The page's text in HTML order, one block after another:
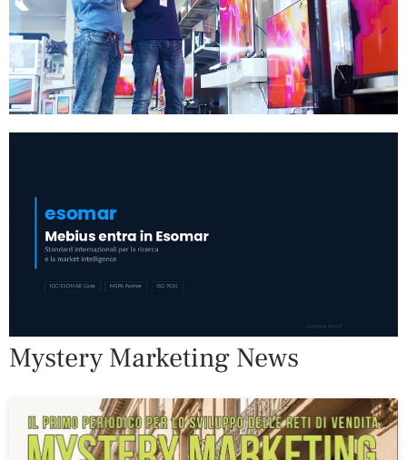
Mystery Marketing News